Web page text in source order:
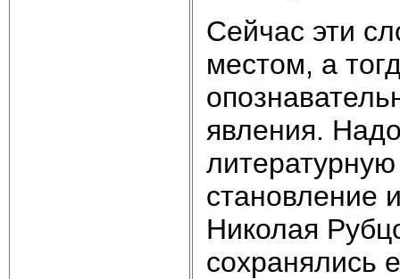
Сейчас эти
местом, а
явления.
становление
Николая
сохранялись